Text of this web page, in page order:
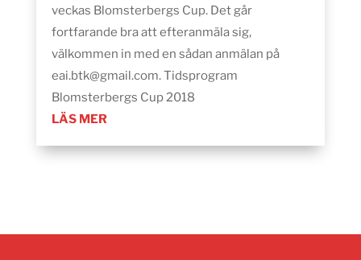
veckas Blomsterbergs Cup. Det går
fortfarande bra att efteranmäla sig,
välkommen in med en sådan anmälan på
eai.btk@gmail.com. Tidsprogram
Blomsterbergs Cup 2018
LÄS MER